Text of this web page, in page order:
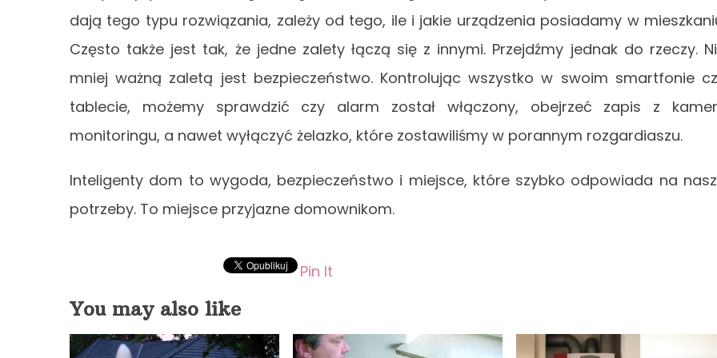
dają tego typu rozwiązania, zależy od tego, ile i jakie urządzenia posiadamy w
Często także jest tak, że jedne zalety łączą się z innymi. Przejdźmy jednak do rzeczy.
mniej ważną zaletą jest bezpieczeństwo. Kontrolując wszystko w swoim smartfonie
tablecie, możemy sprawdzić czy alarm został włączony, obejrzeć zapis z
monitoringu, a nawet wyłączyć żelazko, które zostawiliśmy w porannym rozgardiaszu.
Inteligenty dom to wygoda, bezpieczeństwo i miejsce, które szybko odpowiada na
potrzeby. To miejsce przyjazne domownikom.
Pin It
You may also like